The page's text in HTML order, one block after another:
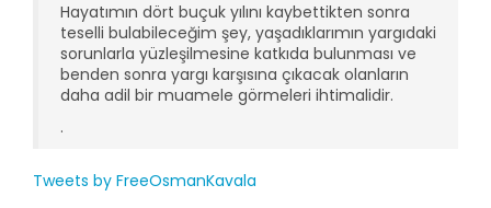
Hayatımın dört buçuk yılını kaybettikten sonra
teselli bulabileceğim şey, yaşadıklarımın yargıdaki
sorunlarla yüzleşilmesine katkıda bulunması ve
benden sonra yargı karşısına çıkacak olanların
daha adil bir muamele görmeleri ihtimalidir.
.
Tweets by FreeOsmanKavala